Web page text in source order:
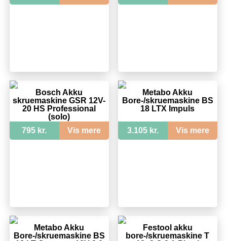
Bosch Akku
skruemaskine GSR 12V-
20 HS Professional
(solo)
795 kr.
Vis mere
Metabo Akku
Bore-/skruemaskine BS
18 LTX Impuls
3.105 kr. Vis mere
Metabo Akku
Bore-/skruemaskine BS
Festool akku
bore-/skruemaskine T